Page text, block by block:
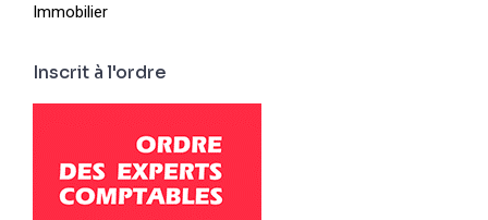
Immobilier
Inscrit à l'ordre